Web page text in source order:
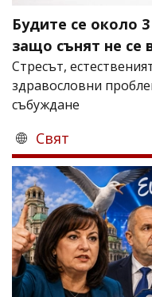
Будите се около
защо сънят не се
Стресът,
здравословни
събуждане
Свят